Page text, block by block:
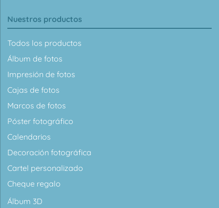
Nuestros productos
Todos los productos
Álbum de fotos
Impresión de fotos
Cajas de fotos
Marcos de fotos
Póster fotográfico
Calendarios
Decoración fotográfica
Cartel personalizado
Cheque regalo
Álbum 3D